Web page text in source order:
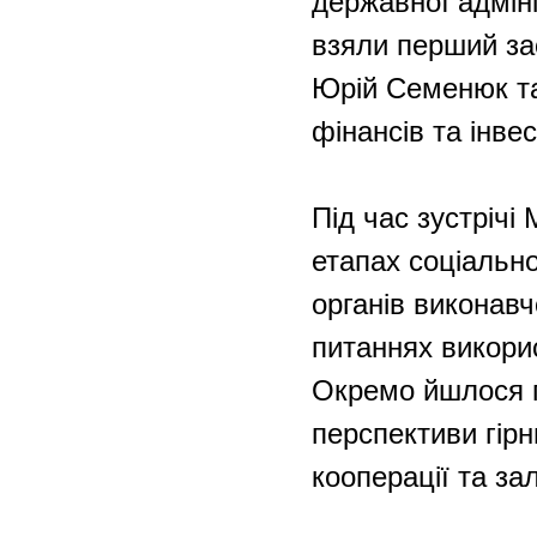
взяли перший
Юрій Семенюк та
фінансів та
Під час
етапах
органів
питаннях
Окремо йшлося
перспективи
кооперації та